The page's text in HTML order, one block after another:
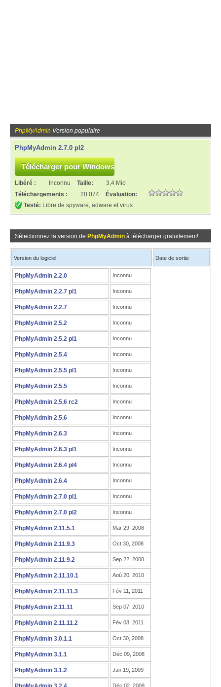
PhpMyAdmin Version populaire
PhpMyAdmin 2.7.0 pl2
Libéré : Inconnu Taille:
3,4 Mio
Téléchargements :
20 074
Évaluation:
Testé: Libre de spyware, adware et virus
Sélectionnez la version de PhpMyAdmin à télécharger gratuitement!
Version du logiciel Date de sortie
PhpMyAdmin 2.2.0 Inconnu
PhpMyAdmin 2.2.7 pl1 Inconnu
PhpMyAdmin 2.2.7 Inconnu
PhpMyAdmin 2.5.2 Inconnu
PhpMyAdmin 2.5.2 pl1 Inconnu
PhpMyAdmin 2.5.4 Inconnu
PhpMyAdmin 2.5.5 pl1 Inconnu
PhpMyAdmin 2.5.5 Inconnu
PhpMyAdmin 2.5.6 rc2 Inconnu
PhpMyAdmin 2.5.6 Inconnu
PhpMyAdmin 2.6.3 Inconnu
PhpMyAdmin 2.6.3 pl1 Inconnu
PhpMyAdmin 2.6.4 pl4 Inconnu
PhpMyAdmin 2.6.4 Inconnu
PhpMyAdmin 2.7.0 pl1 Inconnu
PhpMyAdmin 2.7.0 pl2 Inconnu
PhpMyAdmin 2.11.5.1 Mar 29, 2008
PhpMyAdmin 2.11.9.3 Oct 30, 2008
PhpMyAdmin 2.11.9.2 Sep 22, 2008
PhpMyAdmin 2.11.10.1 Aoû 20, 2010
PhpMyAdmin 2.11.11.3 Fév 11, 2011
PhpMyAdmin 2.11.11 Sep 07, 2010
PhpMyAdmin 2.11.11.2 Fév 08, 2011
PhpMyAdmin 3.0.1.1 Oct 30, 2008
PhpMyAdmin 3.1.1 Déc 09, 2008
PhpMyAdmin 3.1.2 Jan 19, 2009
Déc 02, 2009